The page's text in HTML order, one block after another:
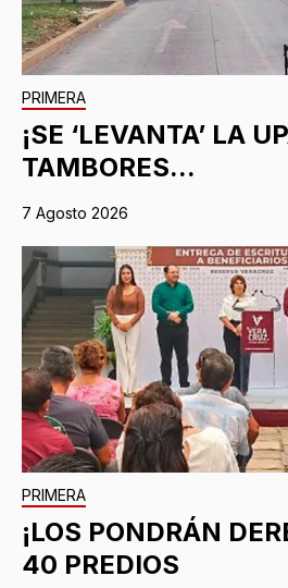
PRIMERA
¡SE ‘LEVANTA’ LA
TAMBORES...
7 Agosto 2026
PRIMERA
¡LOS PONDRÁN
40 PREDIOS